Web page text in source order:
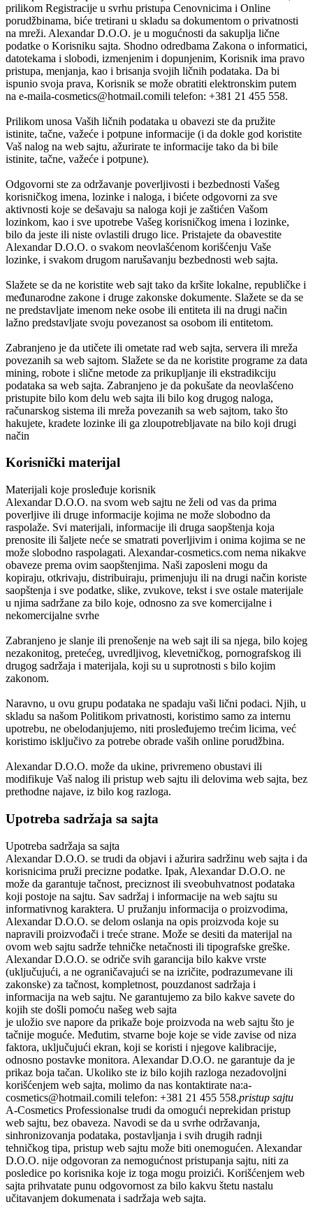
prilikom Registracije u svrhu pristupa Cenovnicima i Online
porudžbinama, biće tretirani u skladu sa dokumentom o privatnosti
na mreži. Alexandar D.O.O. je u mogućnosti da sakuplja lične
podatke o Korisniku sajta. Shodno odredbama Zakona o informatici,
datotekama i slobodi, izmenjenim i dopunjenim, Korisnik ima pravo
pristupa, menjanja, kao i brisanja svojih ličnih podataka. Da bi
ispunio svoja prava, Korisnik se može obratiti elektronskim putem
na e-maila-cosmetics@hotmail.comili telefon: +381 21 455 558.
Prilikom unosa Vaših ličnih podataka u obavezi ste da pružite
istinite, tačne, važeće i potpune informacije (i da dokle god koristite
Vaš nalog na web sajtu, ažurirate te informacije tako da bi bile
istinite, tačne, važeće i potpune).
Odgovorni ste za održavanje poverljivosti i bezbednosti Vašeg
korisničkog imena, lozinke i naloga, i bićete odgovorni za sve
aktivnosti koje se dešavaju sa naloga koji je zaštićen Vašom
lozinkom, kao i sve upotrebe Vašeg korisničkog imena i lozinke,
bilo da jeste ili niste ovlastili drugo lice. Pristajete da obavestite
Alexandar D.O.O. o svakom neovlašćenom korišćenju Vaše
lozinke, i svakom drugom narušavanju bezbednosti web sajta.
Slažete se da ne koristite web sajt tako da kršite lokalne, republičke i
međunarodne zakone i druge zakonske dokumente. Slažete se da se
ne predstavljate imenom neke osobe ili entiteta ili na drugi način
lažno predstavljate svoju povezanost sa osobom ili entitetom.
Zabranjeno je da utičete ili ometate rad web sajta, servera ili mreža
povezanih sa web sajtom. Slažete se da ne koristite programe za data
mining, robote i slične metode za prikupljanje ili ekstradikciju
podataka sa web sajta. Zabranjeno je da pokušate da neovlašćeno
pristupite bilo kom delu web sajta ili bilo kog drugog naloga,
računarskog sistema ili mreža povezanih sa web sajtom, tako što
hakujete, kradete lozinke ili ga zloupotrebljavate na bilo koji drugi
način
Korisnički materijal
Materijali koje prosleđuje korisnik
Alexandar D.O.O. na svom web sajtu ne želi od vas da prima
poverljive ili druge informacije kojima ne može slobodno da
raspolaže. Svi materijali, informacije ili druga saopštenja koja
prenosite ili šaljete neće se smatrati poverljivim i onima kojima se ne
može slobodno raspolagati. Alexandar-cosmetics.com nema nikakve
obaveze prema ovim saopštenjima. Naši zaposleni mogu da
kopiraju, otkrivaju, distribuiraju, primenjuju ili na drugi način koriste
saopštenja i sve podatke, slike, zvukove, tekst i sve ostale materijale
u njima sadržane za bilo koje, odnosno za sve komercijalne i
nekomercijalne svrhe
Zabranjeno je slanje ili prenošenje na web sajt ili sa njega, bilo kojeg
nezakonitog, pretećeg, uvredljivog, klevetničkog, pornografskog ili
drugog sadržaja i materijala, koji su u suprotnosti s bilo kojim
zakonom.
Naravno, u ovu grupu podataka ne spadaju vaši lični podaci. Njih, u
skladu sa našom Politikom privatnosti, koristimo samo za internu
upotrebu, ne obelodanjujemo, niti prosleđujemo trećim licima, već
koristimo isključivo za potrebe obrade vaših online porudžbina.
Alexandar D.O.O. može da ukine, privremeno obustavi ili
modifikuje Vaš nalog ili pristup web sajtu ili delovima web sajta, bez
prethodne najave, iz bilo kog razloga.
Upotreba sadržaja sa sajta
Upotreba sadržaja sa sajta
Alexandar D.O.O. se trudi da objavi i ažurira sadržinu web sajta i da
korisnicima pruži precizne podatke. Ipak, Alexandar D.O.O. ne
može da garantuje tačnost, preciznost ili sveobuhvatnost podataka
koji postoje na sajtu. Sav sadržaj i informacije na web sajtu su
informativnog karaktera. U pružanju informacija o proizvodima,
Alexandar D.O.O. se delom oslanja na opis proizvoda koje su
napravili proizvođači i treće strane. Može se desiti da materijal na
ovom web sajtu sadrže tehničke netačnosti ili tipografske greške.
Alexandar D.O.O. se odriče svih garancija bilo kakve vrste
(uključujući, a ne ograničavajući se na izričite, podrazumevane ili
zakonske) za tačnost, kompletnost, pouzdanost sadržaja i
informacija na web sajtu. Ne garantujemo za bilo kakve savete do
kojih ste došli pomoću našeg web sajta
je uložio sve napore da prikaže boje proizvoda na web sajtu što je
tačnije moguće. Međutim, stvarne boje koje se vide zavise od niza
faktora, uključujući ekran, koji se koristi i njegove kalibracije,
odnosno postavke monitora. Alexandar D.O.O. ne garantuje da je
prikaz boja tačan. Ukoliko ste iz bilo kojih razloga nezadovoljni
korišćenjem web sajta, molimo da nas kontaktirate na:a-
cosmetics@hotmail.comili telefon: +381 21 455 558.pristup sajtu
A-Cosmetics Professionalse trudi da omogući neprekidan pristup
web sajtu, bez obaveza. Navodi se da u svrhe održavanja,
sinhronizovanja podataka, postavljanja i svih drugih radnji
tehničkog tipa, pristup web sajtu može biti onemogućen. Alexandar
D.O.O. nije odgovoran za nemogućnost pristupanja sajtu, niti za
posledice po korisnika koje iz toga mogu proizići. Korišćenjem web
sajta prihvatate punu odgovornost za bilo kakvu štetu nastalu
učitavanjem dokumenata i sadržaja web sajta.